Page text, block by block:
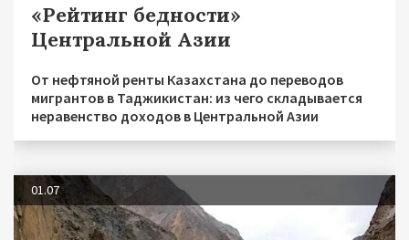
«Рейтинг бедности»
Центральной Азии
От нефтяной ренты Казахстана до переводов
мигрантов в Таджикистан: из чего складывается
неравенство доходов в Центральной Азии
01.07